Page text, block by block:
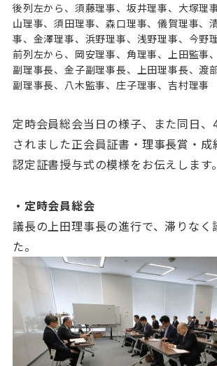
後列左から、須藤理事、坂井理事、大塚理
山理事、須田理事、森口理事、儀賀理事、
事、金澤理事、浜野理事、浅野理事、今野
前列左から、岡安理事、角理事、上田監事
副理事長、金子副理事長、上田理事長、渡
副理事長、八木監事、庄子理事、吉村理事
定時会員総会当日の様子、また同日、
されました正会員証書・理事長賞・成
認定証書授与式の模様をお伝えします。
・定時会員総会
議長の上田理事長の進行で、滞りなく
た。